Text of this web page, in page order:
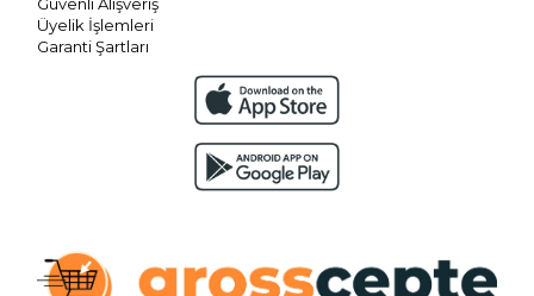
Güvenli Alışveriş
Üyelik İşlemleri
Garanti Şartları